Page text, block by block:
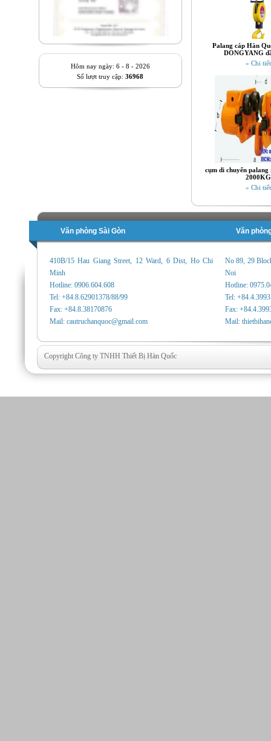
Hôm nay ngày: 6 - 8 - 2026
Số lượt truy cập:36968
Palang cáp Hàn
DONGYANG
» Chi tiết
cụm di chuyển
2000KG
» Chi tiết
Văn phòng Sài Gòn Văn
410B/15 Hau Giang Street, 12 Ward, 6 Dist, Ho Chi
Minh
Hotline: 0906.604.608
Tel: +84.8.62901378/88/99
Fax: +84.8.38170876
Mail: cautruchanquoc@gmail.com
No 89, 29
Noi
Hotline:
Tel:
Fax:
Mail:
Copyright Công ty TNHH Thiết Bị Hàn Quốc